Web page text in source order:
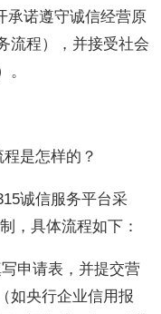
承诺遵守诚信经营原
流程），并接受社会
。
是怎样的？
诚信服务平台采
，具体流程如下：
申请表，并提交营
如央行企业信用报